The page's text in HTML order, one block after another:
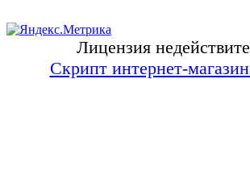
Лицензия
Скрипт интернет-